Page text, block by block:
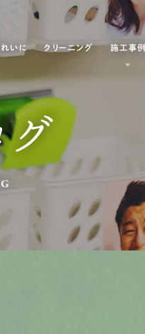
いに クリーニング 施工事例
グ